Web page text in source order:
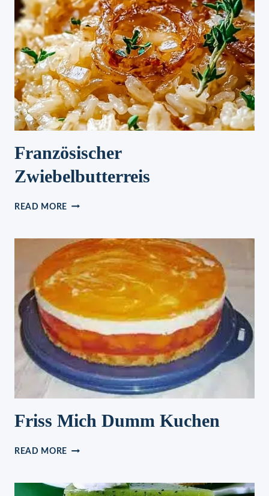
IN
10
MINUTEN
Französischer
Zwiebelbutterreis
READ MORE FRANZÖSISCHER
Friss Mich Dumm Kuchen
READ MORE FRISS
KUCHEN